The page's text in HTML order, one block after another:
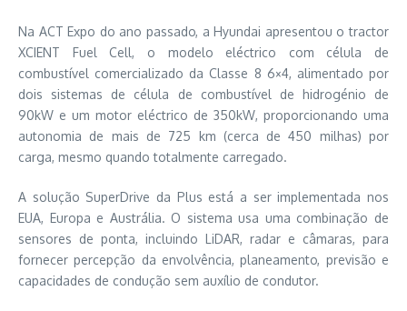
Na ACT Expo do ano passado, a Hyundai apresentou o tractor
XCIENT Fuel Cell, o modelo eléctrico com célula de
combustível comercializado da Classe 8 6×4, alimentado por
dois sistemas de célula de combustível de hidrogénio de
90kW e um motor eléctrico de 350kW, proporcionando uma
autonomia de mais de 725 km (cerca de 450 milhas) por
carga, mesmo quando totalmente carregado.
A solução SuperDrive da Plus está a ser implementada nos
EUA, Europa e Austrália. O sistema usa uma combinação de
sensores de ponta, incluindo LiDAR, radar e câmaras, para
fornecer percepção da envolvência, planeamento, previsão e
capacidades de condução sem auxílio de condutor.